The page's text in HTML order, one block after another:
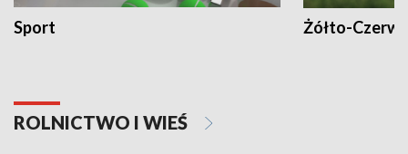
Sport Żółto-
ROLNICTWO I WIEŚ